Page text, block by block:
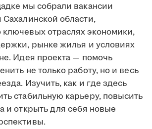
мы собрали вакансии
Сахалинской области,
отраслях экономики,
рынке жилья и условиях
Идея проекта — помочь
не только работу, но и весь
Изучить, как и где здесь
стабильную карьеру, повысить
и открыть для себя новые